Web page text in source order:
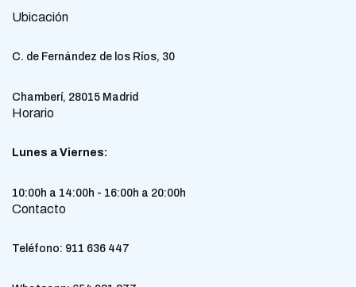
Ubicación
C. de Fernández de los Ríos, 30
Chamberí, 28015 Madrid
Horario
Lunes a Viernes:
10:00h a 14:00h - 16:00h a 20:00h
Contacto
Teléfono: 911 636 447